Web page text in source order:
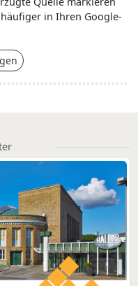
in Ihren Google-